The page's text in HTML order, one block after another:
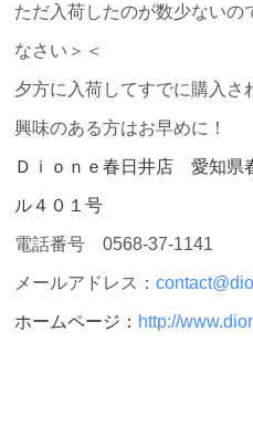
ただ入荷したのが数少ないの
なさい＞＜
夕方に入荷してすでに購入
興味のある方はお早めに！
Ｄｉｏｎｅ春日井店 愛知
ル４０１号
電話番号 0568-37-1141
メールアドレス：
ホームページ： http://